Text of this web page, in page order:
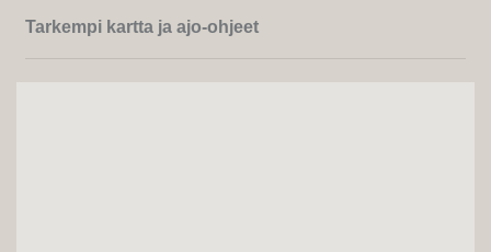
Tarkempi kartta ja ajo-ohjeet